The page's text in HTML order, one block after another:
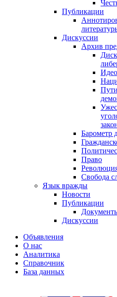
Публикации
Дискуссии
Архив
Барометр
Право
Свобода
Язык вражды
Новости
Публикации
Дискуссии
Объявления
О нас
Аналитика
Справочник
База данных